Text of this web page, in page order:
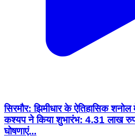
सिरमौर: झिमीधार के ऐतिहासिक शनोल
कश्यप ने किया शुभारंभ: 4.31 लाख
घोषणाएं...